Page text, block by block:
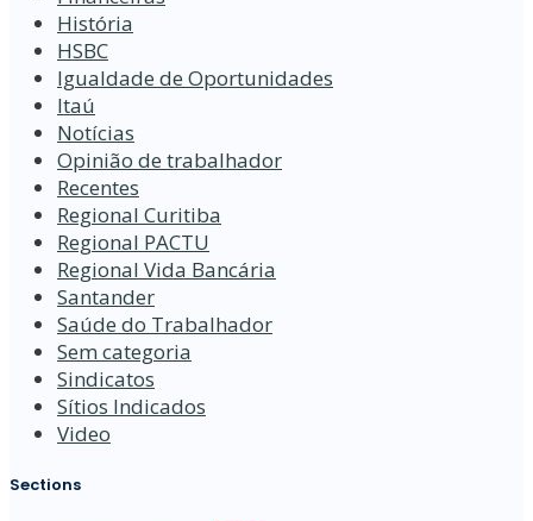
História
HSBC
Igualdade de Oportunidades
Itaú
Notícias
Opinião de trabalhador
Recentes
Regional Curitiba
Regional PACTU
Regional Vida Bancária
Santander
Saúde do Trabalhador
Sem categoria
Sindicatos
Sítios Indicados
Video
Sections